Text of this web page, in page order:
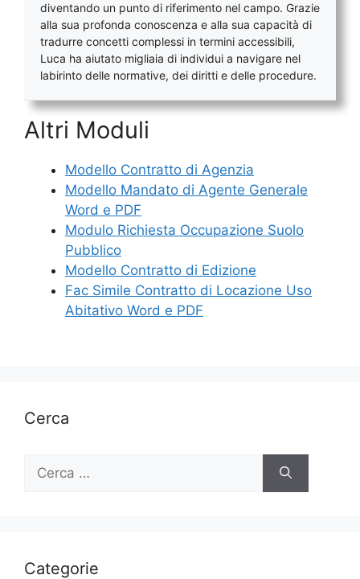
diventando un punto di riferimento nel campo. Grazie
alla sua profonda conoscenza e alla sua capacità di
tradurre concetti complessi in termini accessibili,
Luca ha aiutato migliaia di individui a navigare nel
labirinto delle normative, dei diritti e delle procedure.
Altri Moduli
Modello Contratto di Agenzia
Modello Mandato di Agente Generale
Word e PDF
Modulo Richiesta Occupazione Suolo
Pubblico
Modello Contratto di Edizione
Fac Simile Contratto di Locazione Uso
Abitativo Word e PDF
Cerca
per:
Categorie